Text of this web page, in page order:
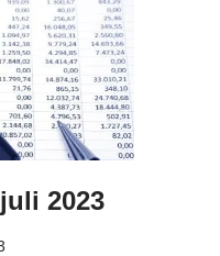
2023